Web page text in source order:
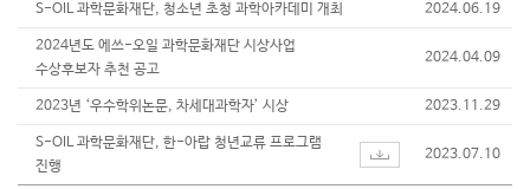
S-OIL 과학문화재단, 청소년 초청 과학아카데미 개최 2024.06.19
2024년도 에쓰-오일 과학문화재단 시상사업
수상후보자 추천 공고
2024.04.09
2023년 ‘우수학위논문, 차세대과학자’ 시상 2023.11.29
S-OIL 과학문화재단, 한-아랍 청년교류 프로그램
진행
2023.07.10